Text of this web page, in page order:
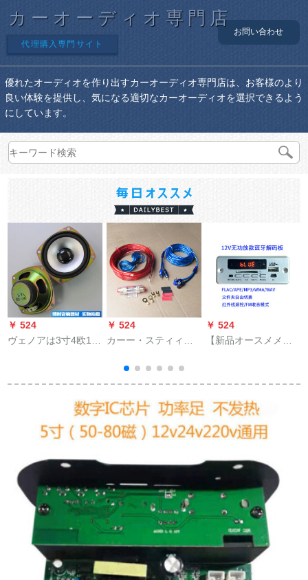
カーオーディオ専門店
代理購入専門サイト
お問い合わせ
優れたオーディオを作り出すカーオーディオ専門店は、お客様のより
良い体験を提供し、気になる適切なカーオーディオを選択できるよう
にしています。
￥ 524
ヴェノアは3寸4欧10
ます。ピピカの高音
質スペクター音响10
Wのスペクトラムカ
ードです。
￥ 524
カーー・スティィフ
放线低音炮用电源オ
レフィン・ディーン/
保険ウニコン・レイ
ン保険
￥ 524
【新品オースメメ】
能再生器USBプレミ
ヤー12 V发热hifi前級
FM Laジオオルトス
トーンストーン：12